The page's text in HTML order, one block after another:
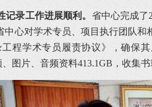
录工作进展顺利。 省中心完成了
心对学术专员、项目执行团队
程学术专员履责协议》，确保
图片、音频资料413.1GB，收集